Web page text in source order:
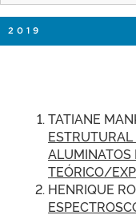
2019
TATIANE
ESTRUTURAL
ALUMINATOS
TEÓRICO/
HENRIQUE